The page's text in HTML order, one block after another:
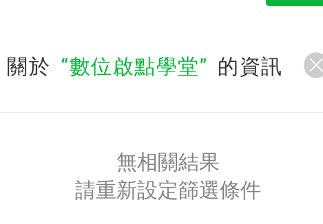
關於 數位啟點學堂 的資訊
無相關結果
請重新設定篩選條件